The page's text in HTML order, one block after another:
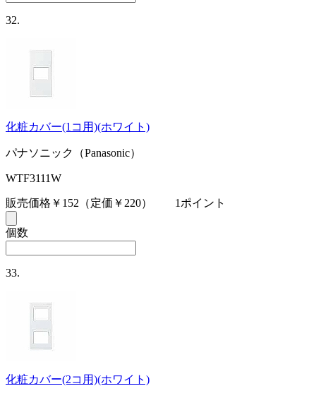
32.
化粧カバー(1コ用)(ホワイト)
パナソニック（Panasonic）
WTF3111W
販売価格￥152 （定価￥220） 1ポイント
個数
33.
化粧カバー(2コ用)(ホワイト)